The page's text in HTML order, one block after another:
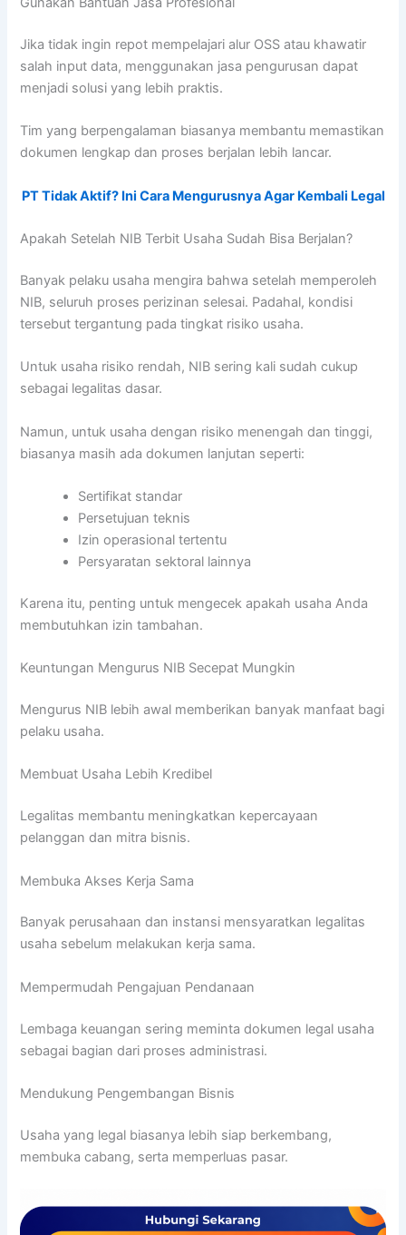
Jika tidak ingin repot mempelajari alur OSS atau khawatir
salah input data, menggunakan jasa pengurusan dapat
menjadi solusi yang lebih praktis.
Tim yang berpengalaman biasanya membantu memastikan
dokumen lengkap dan proses berjalan lebih lancar.
PT Tidak Aktif? Ini Cara Mengurusnya Agar Kembali Legal
Apakah Setelah NIB Terbit Usaha Sudah Bisa Berjalan?
Banyak pelaku usaha mengira bahwa setelah memperoleh
NIB, seluruh proses perizinan selesai. Padahal, kondisi
tersebut tergantung pada tingkat risiko usaha.
Untuk usaha risiko rendah, NIB sering kali sudah cukup
sebagai legalitas dasar.
Namun, untuk usaha dengan risiko menengah dan tinggi,
biasanya masih ada dokumen lanjutan seperti:
Sertifikat standar
Persetujuan teknis
Izin operasional tertentu
Persyaratan sektoral lainnya
Karena itu, penting untuk mengecek apakah usaha Anda
membutuhkan izin tambahan.
Keuntungan Mengurus NIB Secepat Mungkin
Mengurus NIB lebih awal memberikan banyak manfaat bagi
pelaku usaha.
Membuat Usaha Lebih Kredibel
Legalitas membantu meningkatkan kepercayaan
pelanggan dan mitra bisnis.
Membuka Akses Kerja Sama
Banyak perusahaan dan instansi mensyaratkan legalitas
usaha sebelum melakukan kerja sama.
Mempermudah Pengajuan Pendanaan
Lembaga keuangan sering meminta dokumen legal usaha
sebagai bagian dari proses administrasi.
Mendukung Pengembangan Bisnis
Usaha yang legal biasanya lebih siap berkembang,
membuka cabang, serta memperluas pasar.